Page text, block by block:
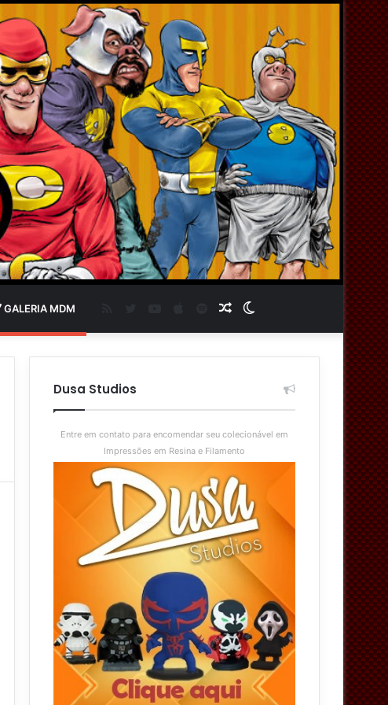
GALERIA MDM
skin
Artigo
aleatório
Spotify
Dusa Studios
Entre em contato para encomendar seu colecionável em
Impressões em Resina e Filamento